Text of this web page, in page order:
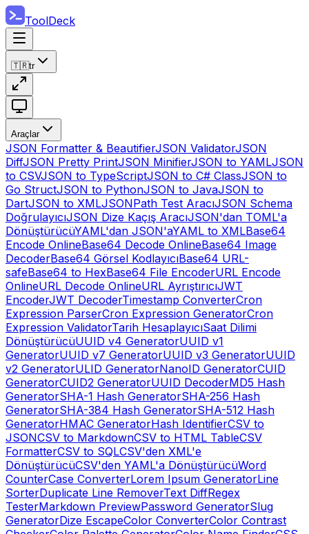
ToolDeck
🇹🇷tr
Araçlar
JSON Formatter & BeautifierJSON ValidatorJSON
DiffJSON Pretty PrintJSON MinifierJSON to YAMLJSON
to CSVJSON to TypeScriptJSON to C# ClassJSON to
Go StructJSON to PythonJSON to JavaJSON to
DartJSON to XMLJSONPath Test AracıJSON Schema
DoğrulayıcıJSON Dize Kaçış AracıJSON'dan TOML'a
DönüştürücüYAML'dan JSON'aYAML to XMLBase64
Encode OnlineBase64 Decode OnlineBase64 Image
DecoderBase64 Görsel KodlayıcıBase64 URL-
safeBase64 to HexBase64 File EncoderURL Encode
OnlineURL Decode OnlineURL AyrıştırıcıJWT
EncoderJWT DecoderTimestamp ConverterCron
Expression ParserCron Expression GeneratorCron
Expression ValidatorTarih HesaplayıcıSaat Dilimi
DönüştürücüUUID v4 GeneratorUUID v1
GeneratorUUID v7 GeneratorUUID v3 GeneratorUUID
v2 GeneratorULID GeneratorNanoID GeneratorCUID
GeneratorCUID2 GeneratorUUID DecoderMD5 Hash
GeneratorSHA-1 Hash GeneratorSHA-256 Hash
GeneratorSHA-384 Hash GeneratorSHA-512 Hash
GeneratorHMAC GeneratorHash IdentifierCSV to
JSONCSV to MarkdownCSV to HTML TableCSV
FormatterCSV to SQLCSV'den XML'e
DönüştürücüCSV'den YAML'a DönüştürücüWord
CounterCase ConverterLorem Ipsum GeneratorLine
SorterDuplicate Line RemoverText DiffRegex
TesterMarkdown PreviewPassword GeneratorSlug
GeneratorDize EscapeColor ConverterColor Contrast